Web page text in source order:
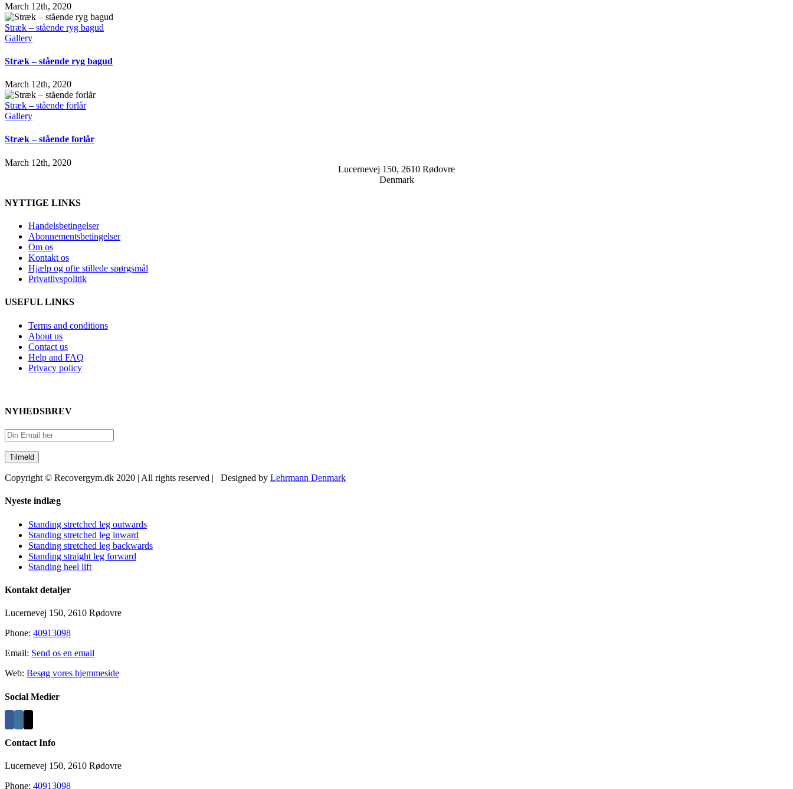
March 12th, 2020
Stræk – stående ryg bagud
Gallery
Stræk – stående ryg bagud
March 12th, 2020
Stræk – stående forlår
Gallery
Stræk – stående forlår
March 12th, 2020
Lucernevej 150, 2610 Rødovre
Denmark
NYTTIGE LINKS
Handelsbetingelser
Abonnementsbetingelser
Om os
Kontakt os
Hjælp og ofte stillede spørgsmål
Privatlivspolitik
USEFUL LINKS
Terms and conditions
About us
Contact us
Help and FAQ
Privacy policy
NYHEDSBREV
Copyright © Recovergym.dk 2020 | All rights reserved | Designed by Lehrmann Denmark
Close
Area
Nyeste indlæg
Standing stretched leg outwards
Standing stretched leg inward
Standing stretched leg backwards
Standing straight leg forward
Standing heel lift
Kontakt detaljer
Lucernevej 150, 2610 Rødovre
Phone: 40913098
Email: Send os en email
Web: Besøg vores hjemmeside
Social Medier
Contact Info
Lucernevej 150, 2610 Rødovre
Phone: 40913098